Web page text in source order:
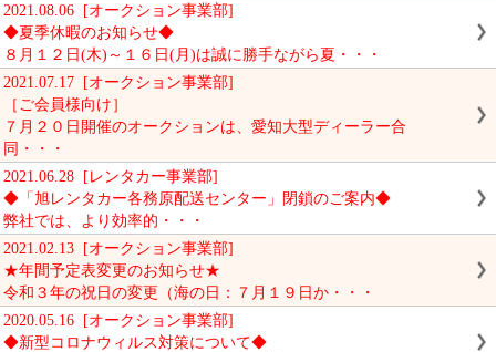
2021.08.06 [オークション事業部]
◆夏季休暇のお知らせ◆
８月１２日(木)～１６日(月)は誠に勝手ながら夏・・・
2021.07.17 [オークション事業部]
［ご会員様向け］
７月２０日開催のオークションは、愛知大型ディーラー合
同・・・
2021.06.28 [レンタカー事業部]
◆「旭レンタカー各務原配送センター」閉鎖のご案内◆
弊社では、より効率的・・・
2021.02.13 [オークション事業部]
★年間予定表変更のお知らせ★
令和３年の祝日の変更（海の日：７月１９日か・・・
2020.05.16 [オークション事業部]
◆新型コロナウィルス対策について◆